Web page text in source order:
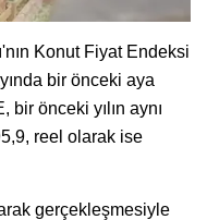
Konut Fiyat Endeksi
bir önceki aya
önceki yılın aynı
reel olarak ise
gerçekleşmesiyle